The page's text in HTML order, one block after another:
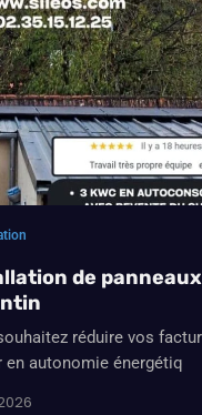
de
réduire vos
en autonomie énergétiq